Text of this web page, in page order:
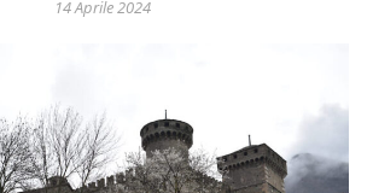
14 Aprile 2024